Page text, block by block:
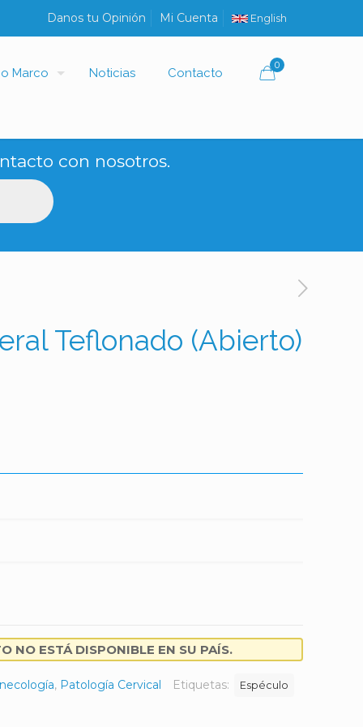
Danos tu Opinión Mi Cuenta English
Marco Noticias Contacto
0
con nosotros.
Teflonado (Abierto)
NO ESTÁ DISPONIBLE EN SU PAÍS.
, Patología Cervical Etiquetas: Espéculo